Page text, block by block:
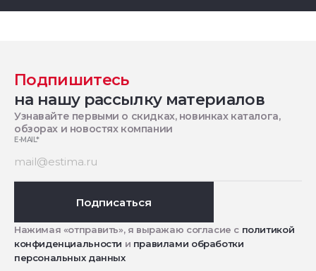
Подпишитесь
на нашу рассылку материалов
Узнавайте первыми о скидках, новинках каталога,
обзорах и новостях компании
E-MAIL*
Подписаться
Нажимая «отправить», я выражаю согласие с политикой
конфиденциальности и правилами обработки
персональных данных